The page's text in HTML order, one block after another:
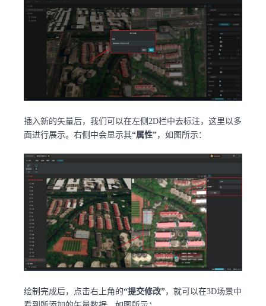
插入新的矢量后，我们可以在左侧2D栏中去标注，这里以多
面进行展示。右侧中会显示其“属性”，如图所示：
绘制完成后，点击右上角的“提交修改”，就可以在3D场景中